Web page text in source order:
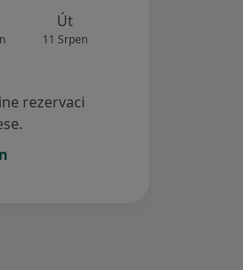
Út
11 Srpen
rezervaci